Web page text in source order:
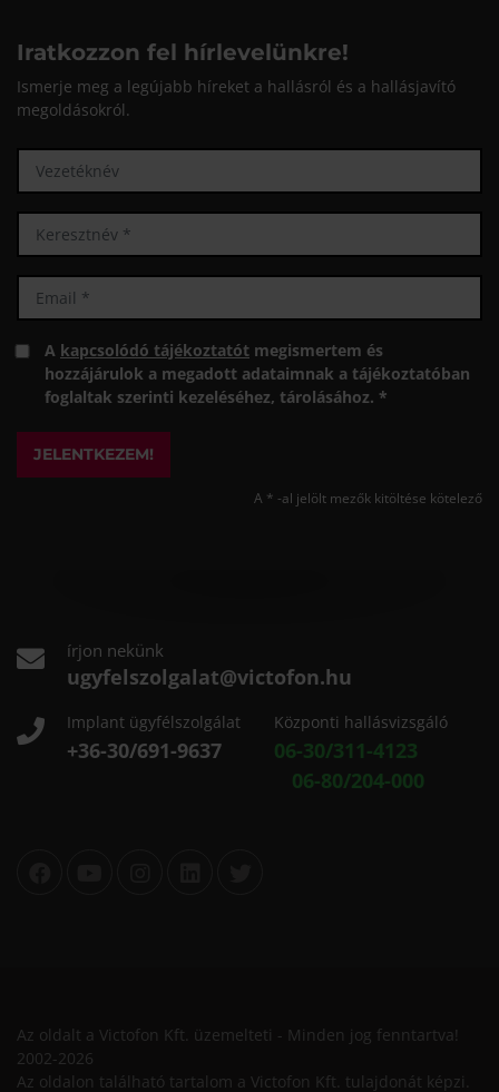
Iratkozzon fel hírlevelünkre!
Ismerje meg a legújabb híreket a hallásról és a hallásjavító
megoldásokról.
A kapcsolódó tájékoztatót megismertem és
hozzájárulok a megadott adataimnak a tájékoztatóban
foglaltak szerinti kezeléséhez, tárolásához. *
JELENTKEZEM!
A * -al jelölt mezők kitöltése kötelező
írjon nekünk
ugyfelszolgalat@victofon.hu
Implant ügyfélszolgálat
+36-30/691-9637
Központi hallásvizsgáló
06-30/311-4123
06-80/204-000
Az oldalt a Victofon Kft. üzemelteti - Minden jog fenntartva!
2002-2026
Az oldalon található tartalom a Victofon Kft. tulajdonát képzi.